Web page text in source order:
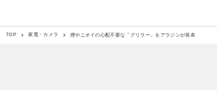
TOP 家電・カメラ 煙やニオイの心配不要な「グリラー」をアラジンが発表